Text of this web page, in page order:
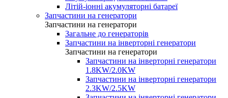
Літій-іонні акумуляторні батареї
Запчастини на генератори
Запчастини на генератори
Загальне до генераторів
Запчастини на інверторні генератори
Запчастини на генератори
Запчастини на інверторні генератори
1.8KW/2.0KW
Запчастини на інверторні генератори
2.3KW/2.5KW